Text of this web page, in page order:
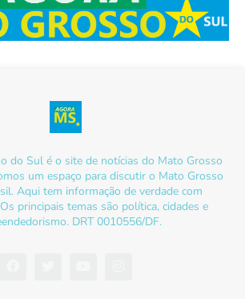
do Sul é o site de notícias do Mato Grosso
um espaço para discutir o Mato Grosso
Aqui tem informação de verdade com
principais temas são política, cidades e
DRT 0010556/DF.